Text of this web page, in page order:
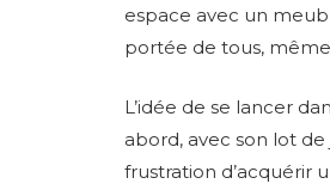
espace avec un
portée de tous,
L’idée de se lancer
abord, avec son lot
frustration d’acquérir